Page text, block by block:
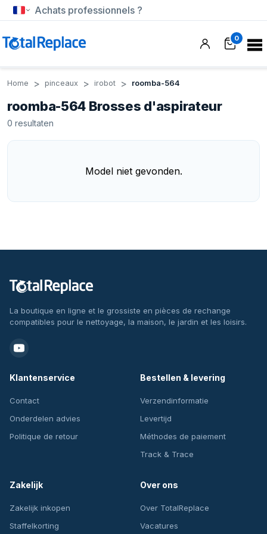
Achats professionnels ?
0
Home pinceaux irobot roomba-564
roomba-564 Brosses d'aspirateur
0 resultaten
Model niet gevonden.
La boutique en ligne et le grossiste en pièces de rechange
compatibles pour le nettoyage, la maison, le jardin et les loisirs.
Klantenservice
Contact
Onderdelen advies
Politique de retour
Bestellen & levering
Verzendinformatie
Levertijd
Méthodes de paiement
Track & Trace
Zakelijk
Zakelijk inkopen
Staffelkorting
Over ons
Over TotalReplace
Vacatures